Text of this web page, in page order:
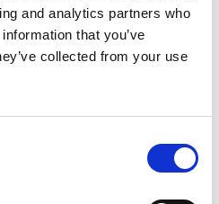
and analytics partners who
that you’ve
collected from your use
gestori delle piattaforme di
informazioni da questi rese
policy. Il Titolare del
di Social Media
sue finalità di promozione e
per gestire le interazioni con